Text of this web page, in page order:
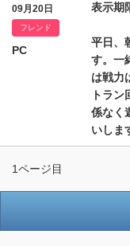
09月20日
フレンド
PC
表示期
平日、
す。一
は戦力
トラ
係なく
いしま
1ページ目